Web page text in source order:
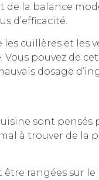
de la balance
d’efficacité.
cuillères et les
pouvez de
dosage
sont pensés
à trouver de la
rangées sur le